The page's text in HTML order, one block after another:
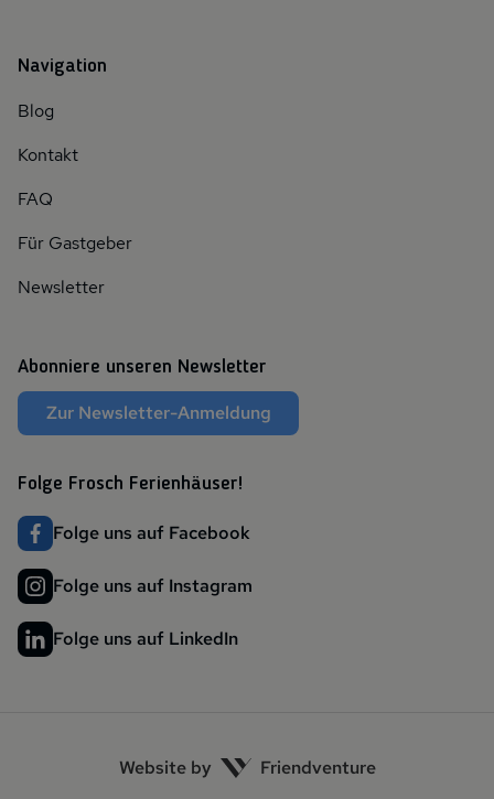
Navigation
Blog
Kontakt
FAQ
Für Gastgeber
Newsletter
Abonniere unseren Newsletter
Zur Newsletter-Anmeldung
Folge Frosch Ferienhäuser!
Folge uns auf Facebook
Folge uns auf Instagram
Folge uns auf LinkedIn
Website by Friendventure